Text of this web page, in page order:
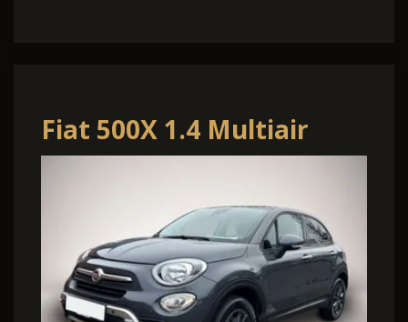
Fiat 500X 1.4 Multiair
Automatik 4x4 Cross Plus